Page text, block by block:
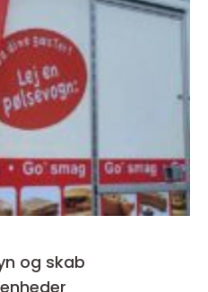
og skab